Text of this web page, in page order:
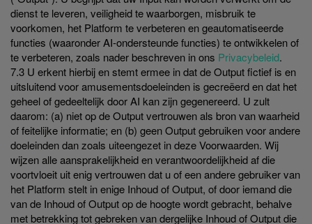
dienst te leveren, veiligheid te waarborgen, misbruik te
voorkomen, het Platform te verbeteren en geautomatiseerde
functies (waaronder AI-ondersteunde functies) te ontwikkelen of
te verbeteren, zoals nader beschreven in ons Privacybeleid.
7.3 U erkent hierbij en stemt ermee in dat de Output fictief is en
uitsluitend voor amusementsdoeleinden is gecreëerd en dat het
geheel of gedeeltelijk door AI kan zijn gegenereerd. U zult
daarom: (a) niet op de Output vertrouwen als bron van waarheid
of feitelijke informatie; en (b) geen Output gebruiken voor andere
doeleinden dan zoals uiteengezet in deze Voorwaarden. Wij
wijzen alle aansprakelijkheid en verantwoordelijkheid af die
voortvloeit uit enig vertrouwen dat u of een andere gebruiker van
het Platform stelt in enige Inhoud of Output, of door iemand die
van de Inhoud of Output op de hoogte wordt gebracht, behalve
met betrekking tot gebreken van dergelijke Inhoud of Output die